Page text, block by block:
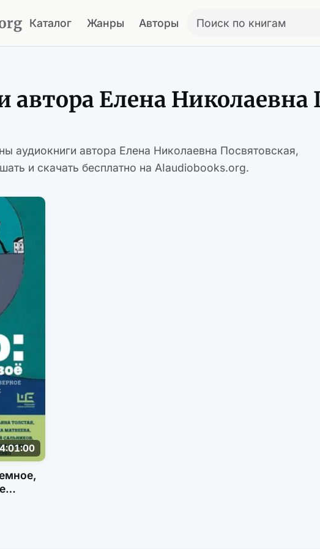
Каталог Жанры Авторы Поиск по книгам
автора Елена Николаевна
аудиокниги автора Елена Николаевна Посвятовская,
и скачать бесплатно на AIaudiobooks.org.